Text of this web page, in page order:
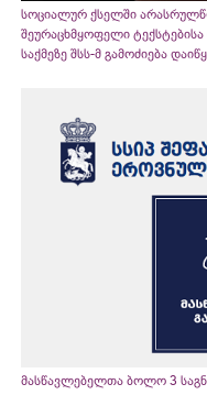
სოციალურ ქსელში
შეურაცხმყოფელი
საქმეზე შსს-მ გამოძიება
მასწავლებელთა ბოლო 3